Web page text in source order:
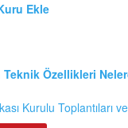
Ekle
Özellikleri
Kurulu Toplantıları